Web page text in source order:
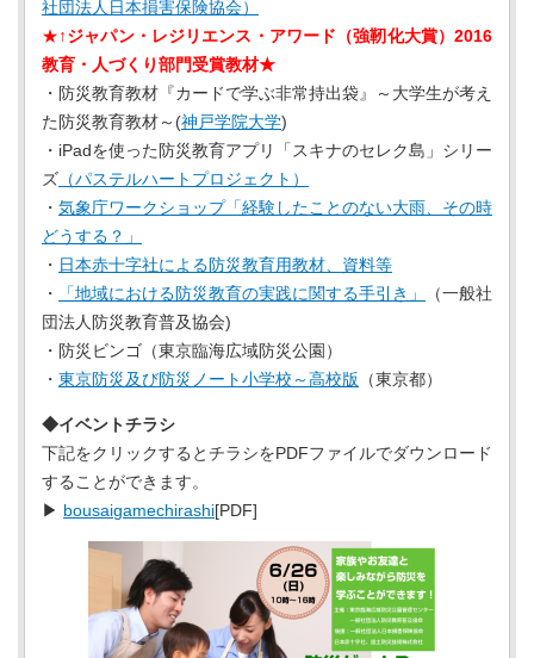
社団法人日本損害保険協会）
★↑ ジャパン・レジリエンス・アワード（強靭化大賞）2016
教育・人づくり部門受賞教材★
・防災教育教材『カードで学ぶ非常持出袋』～大学生が考え
た防災教育教材～(神戸学院大学)
・iPadを使った防災教育アプリ「スキナのセレク島」シリー
ズ （パステルハートプロジェクト）
・ 気象庁ワークショップ「経験したことのない大雨、その時
どうする？」
・ 日本赤十字社による防災教育用教材、資料等
・
「地域における防災教育の実践に関する手引き」
（一般社
団法人防災教育普及協会)
・防災ビンゴ（東京臨海広域防災公園）
・ 東京防災及び防災ノート小学校～高校版 （東京都）
◆イベントチラシ
下記をクリックするとチラシをPDFファイルでダウンロード
することができます。
▶ bousaigamechirashi[PDF]